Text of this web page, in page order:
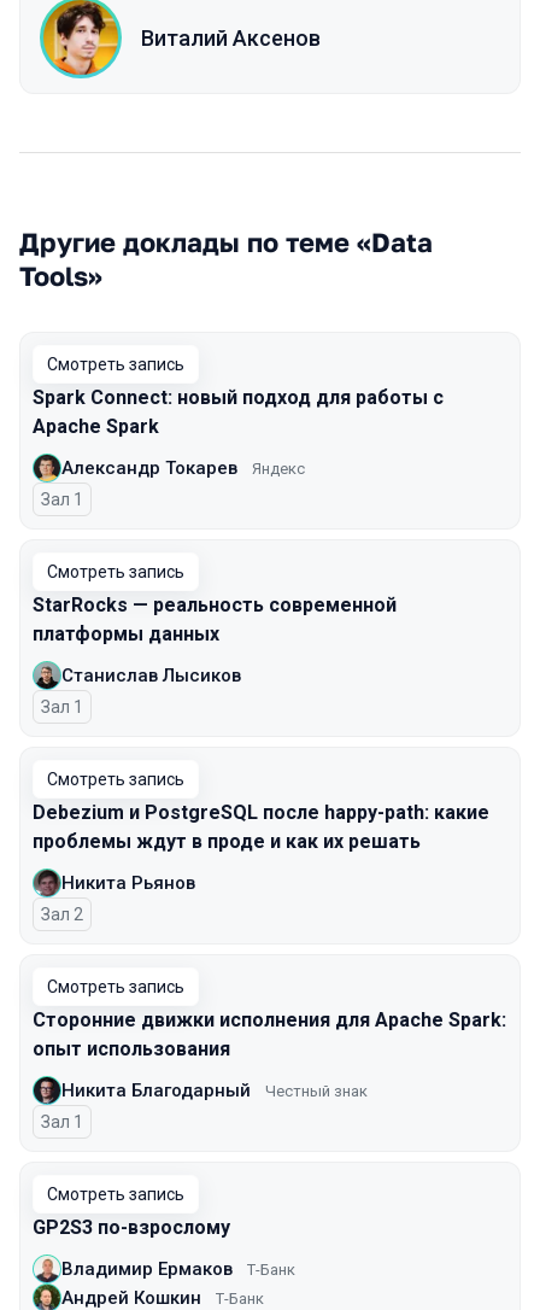
Виталий Аксенов
Другие доклады по теме «Data
Tools»
Смотреть запись
Spark Connect: новый подход для работы с
Apache Spark
Александр Токарев Яндекс
Зал 1
Смотреть запись
StarRocks — реальность современной
платформы данных
Станислав Лысиков
Зал 1
Смотреть запись
Debezium и PostgreSQL после happy-path: какие
проблемы ждут в проде и как их решать
Никита Рьянов
Зал 2
Смотреть запись
Сторонние движки исполнения для Apache Spark:
опыт использования
Никита Благодарный Честный знак
Зал 1
Смотреть запись
GP2S3 по-взрослому
Владимир Ермаков Т-Банк
Андрей Кошкин Т-Банк